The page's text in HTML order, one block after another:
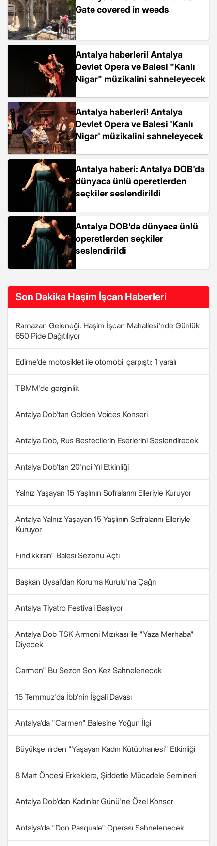
Gate covered in weeds
Antalya haberleri! Antalya
Devlet Opera ve Balesi "Kanlı
Nigar" müzikalini sahneleyecek
Antalya haberleri! Antalya
Devlet Opera ve Balesi 'Kanlı
Nigar' müzikalini sahneleyecek
Antalya haberi: Antalya DOB'da
dünyaca ünlü operetlerden
seçkiler seslendirildi
Antalya DOB'da dünyaca ünlü
operetlerden seçkiler
seslendirildi
Son Dakika Haşim İşcan Haberleri
Ramazan Geleneği: Haşim İşcan Mahallesi'nde Günlük
650 Pide Dağıtılıyor
Edirne'de motosiklet ile otomobil çarpıştı: 1 yaralı
TBMM'de gerginlik
Antalya Dob'tan Golden Voices Konseri
Antalya Dob, Rus Bestecilerin Eserlerini Seslendirecek
Antalya Dob'tan 20'nci Yıl Etkinliği
Yalnız Yaşayan 15 Yaşlının Sofralarını Elleriyle Kuruyor
Antalya Yalnız Yaşayan 15 Yaşlının Sofralarını Elleriyle
Kuruyor
Fındıkkıran" Balesi Sezonu Açtı
Başkan Uysal'dan Koruma Kurulu'na Çağrı
Antalya Tiyatro Festivali Başlıyor
Antalya Dob TSK Armoni Mızıkası ile "Yaza Merhaba"
Diyecek
Carmen" Bu Sezon Son Kez Sahnelenecek
15 Temmuz'da İbb'nin İşgali Davası
Antalya'da "Carmen" Balesine Yoğun İlgi
Büyükşehirden "Yaşayan Kadın Kütüphanesi" Etkinliği
8 Mart Öncesi Erkeklere, Şiddetle Mücadele Semineri
Antalya Dob'dan Kadınlar Günü'ne Özel Konser
Antalya'da "Don Pasquale" Operası Sahnelenecek